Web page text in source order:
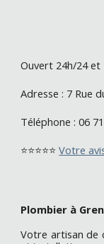
Ouvert 24h/24 et
Adresse : 7 Rue
Téléphone :06
⭐⭐⭐⭐⭐Votre
Plombier à
Votre artisan de